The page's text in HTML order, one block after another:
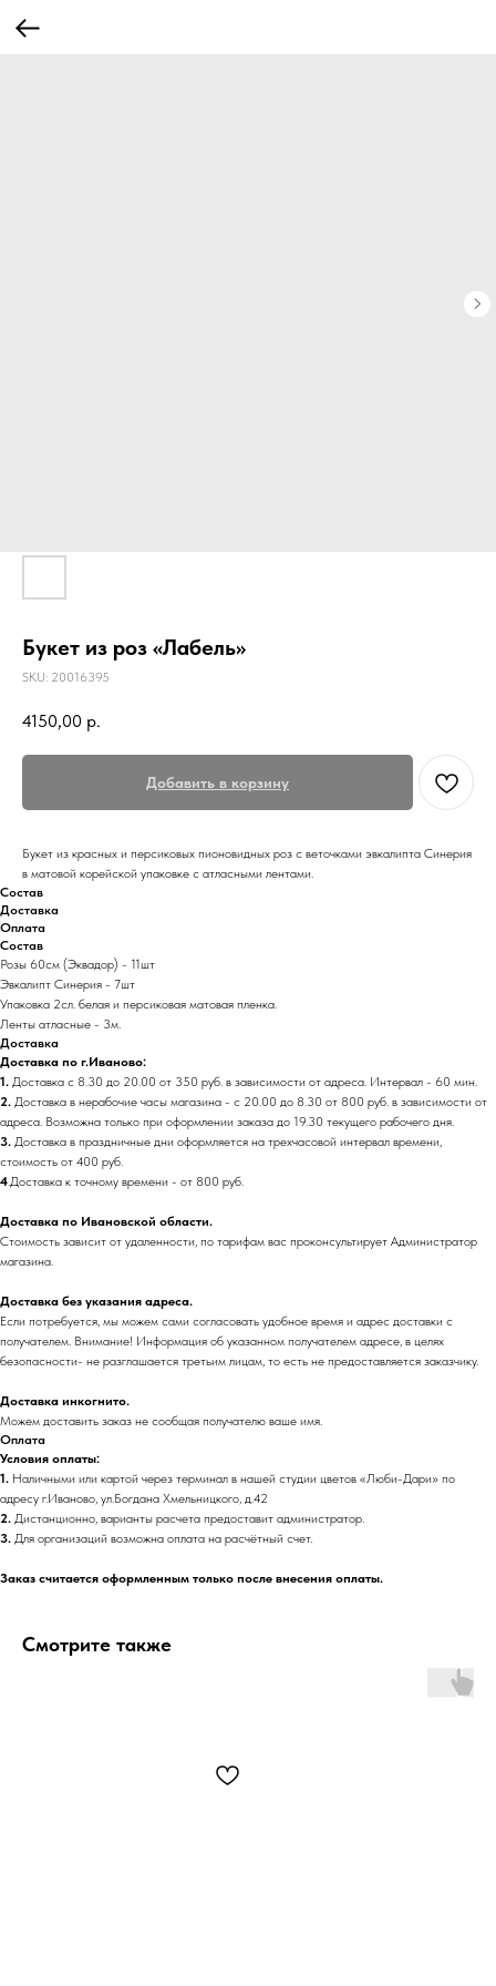
Букет из роз «Лабель»
SKU: 20016395
4150,00 р.
Добавить в корзину
Букет из красных и персиковых пионовидных роз с веточками эвкалипта Синерия
в матовой корейской упаковке с атласными лентами.
Состав
Доставка
Оплата
Состав
Розы 60см (Эквадор) - 11шт
Эвкалипт Синерия - 7шт
Упаковка 2сл. белая и персиковая матовая пленка.
Ленты атласные - 3м.
Доставка
Доставка по г.Иваново:
1. Доставка с 8.30 до 20.00 от 350 руб. в зависимости от адреса. Интервал - 60 мин.
2. Доставка в нерабочие часы магазина - с 20.00 до 8.30 от 800 руб. в зависимости от
адреса. Возможна только при оформлении заказа до 19.30 текущего рабочего дня.
3. Доставка в праздничные дни оформляется на трехчасовой интервал времени,
стоимость от 400 руб.
4.Доставка к точному времени - от 800 руб.
Доставка по Ивановской области.
Стоимость зависит от удаленности, по тарифам вас проконсультирует Администратор
магазина.
Доставка без указания адреса.
Если потребуется, мы можем сами согласовать удобное время и адрес доставки с
получателем. Внимание! Информация об указанном получателем адресе, в целях
безопасности- не разглашается третьим лицам, то есть не предоставляется заказчику.
Доставка инкогнито.
Можем доставить заказ не сообщая получателю ваше имя.
Оплата
Условия оплаты:
1. Наличными или картой через терминал в нашей студии цветов «Люби-Дари» по
адресу г.Иваново, ул.Богдана Хмельницкого, д.42
2. Дистанционно, варианты расчета предоставит администратор.
3. Для организаций возможна оплата на расчётный счет.
Заказ считается оформленным только после внесения оплаты.
Смотрите также